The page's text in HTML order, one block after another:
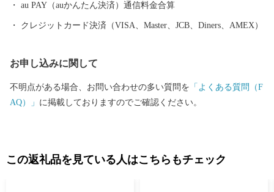
au PAY（auかんたん決済）通信料金合算
クレジットカード決済（VISA、Master、JCB、Diners、AMEX）
お申し込みに関して
不明点がある場合、お問い合わせの多い質問を 「よくある質問（F
AQ）」 に掲載しておりますのでご確認ください。
この返礼品を見ている人はこちらもチェック